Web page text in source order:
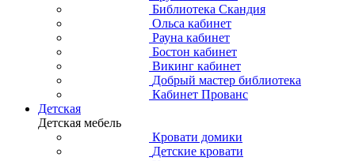
Библиотека Скандия
Ольса кабинет
Рауна кабинет
Бостон кабинет
Викинг кабинет
Добрый мастер библиотека
Кабинет Прованс
Детская
Детская мебель
Кровати домики
Детские кровати